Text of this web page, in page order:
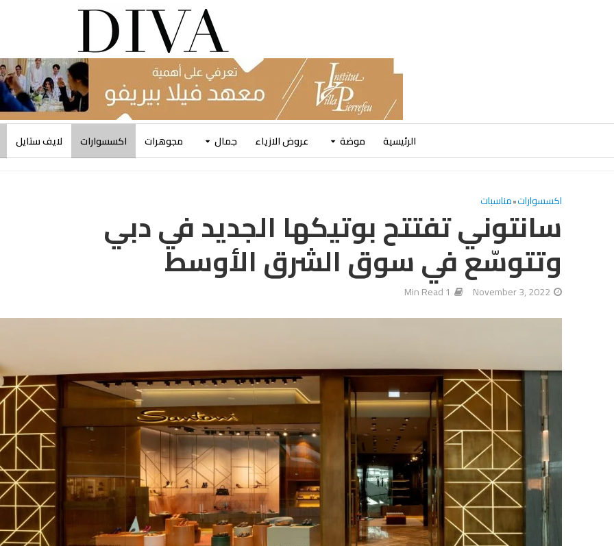
الرئيسية موضة عروض الازياء جمال مجوهرات اكسسوارات لايف ستايل
اكسسوارات•مناسبات
سانتوني تفتتح بوتيكها الجديد في دبي
وتتوسّع في سوق الشرق الأوسط
November 3, 2022
1 Min Read